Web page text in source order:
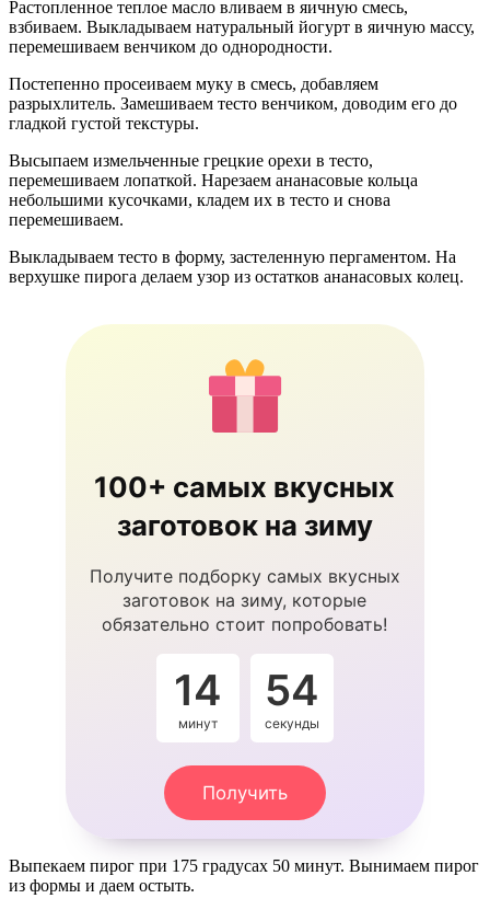
Растопленное теплое масло вливаем в яичную смесь,
взбиваем. Выкладываем натуральный йогурт в яичную массу,
перемешиваем венчиком до однородности.
Постепенно просеиваем муку в смесь, добавляем
разрыхлитель. Замешиваем тесто венчиком, доводим его до
гладкой густой текстуры.
Высыпаем измельченные грецкие орехи в тесто,
перемешиваем лопаткой. Нарезаем ананасовые кольца
небольшими кусочками, кладем их в тесто и снова
перемешиваем.
Выкладываем тесто в форму, застеленную пергаментом. На
верхушке пирога делаем узор из остатков ананасовых колец.
100+ самых вкусных
заготовок на зиму
Получите подборку самых вкусных
заготовок на зиму, которые
обязательно стоит попробовать!
14
минут
54
секунды
Получить
Выпекаем пирог при 175 градусах 50 минут. Вынимаем пирог
из формы и даем остыть.